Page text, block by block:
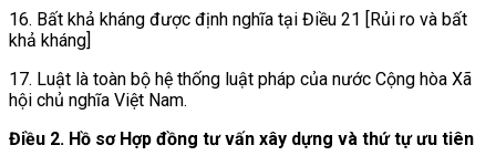
16. Bất khả kháng được định nghĩa tại Điều 21 [Rủi ro và bất
khả kháng]
17. Luật là toàn bộ hệ thống luật pháp của nước Cộng hòa Xã
hội chủ nghĩa Việt Nam.
Điều 2. Hồ sơ Hợp đồng tư vấn xây dựng và thứtự ưu tiên